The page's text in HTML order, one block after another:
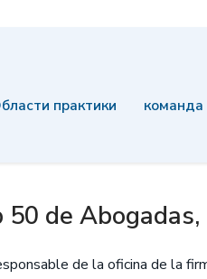
практики команда
de
de la oficina de la